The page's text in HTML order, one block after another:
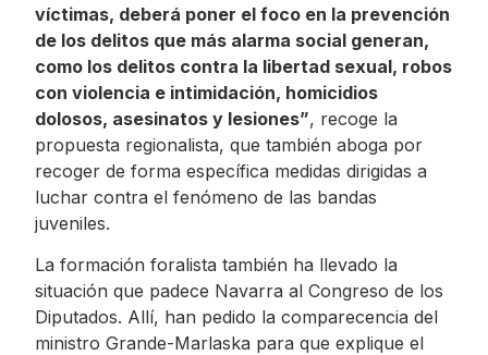
víctimas, deberá poner el foco en la prevención
de los delitos que más alarma social generan,
como los delitos contra la libertad sexual, robos
con violencia e intimidación, homicidios
dolosos, asesinatos y lesiones”, recoge la
propuesta regionalista, que también aboga por
recoger de forma específica medidas dirigidas a
luchar contra el fenómeno de las bandas
juveniles.
La formación foralista también ha llevado la
situación que padece Navarra al Congreso de los
Diputados. Allí, han pedido la comparecencia del
ministro Grande-Marlaska para que explique el